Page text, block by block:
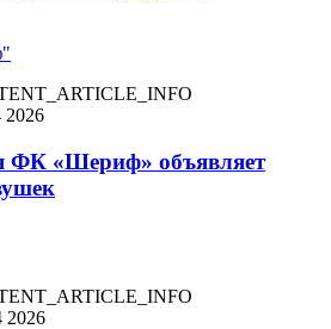
2026
ФК «Шериф» объявляет
2026